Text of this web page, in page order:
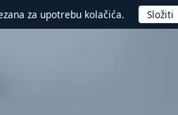
za upotrebu kolačića.